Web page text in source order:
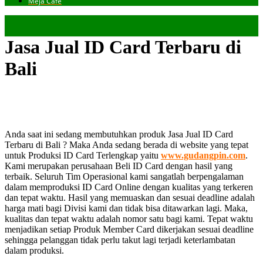
Jasa Jual ID Card Terbaru di
Bali
Anda saat ini sedang membutuhkan produk Jasa Jual ID Card
Terbaru di Bali ? Maka Anda sedang berada di website yang tepat
untuk Produksi ID Card Terlengkap yaitu www.gudangpin.com.
Kami merupakan perusahaan Beli ID Card dengan hasil yang
terbaik. Seluruh Tim Operasional kami sangatlah berpengalaman
dalam memproduksi ID Card Online dengan kualitas yang terkeren
dan tepat waktu. Hasil yang memuaskan dan sesuai deadline adalah
harga mati bagi Divisi kami dan tidak bisa ditawarkan lagi. Maka,
kualitas dan tepat waktu adalah nomor satu bagi kami. Tepat waktu
menjadikan setiap Produk Member Card dikerjakan sesuai deadline
sehingga pelanggan tidak perlu takut lagi terjadi keterlambatan
dalam produksi.